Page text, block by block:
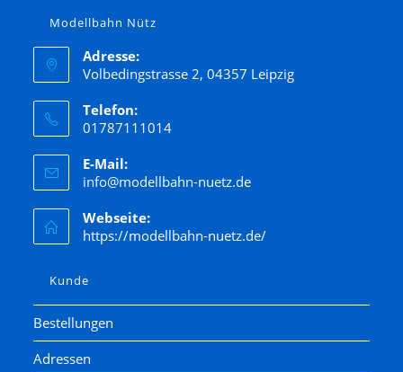
Modellbahn Nütz
Adresse:
Volbedingstrasse 2, 04357 Leipzig
Telefon:
01787111014
E-Mail:
info@modellbahn-nuetz.de
Webseite:
https://modellbahn-nuetz.de/
Kunde
Bestellungen
Adressen